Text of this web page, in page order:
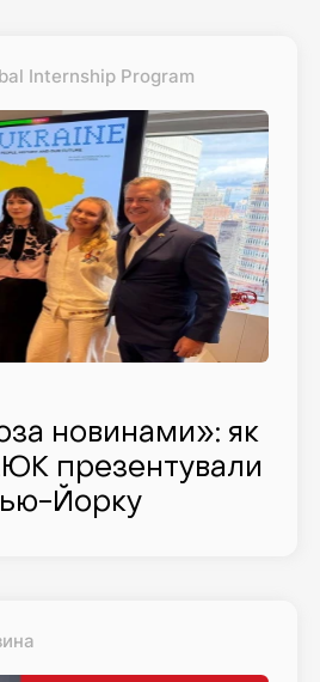
Internship Program
новинами»: як
презентували
Йорку